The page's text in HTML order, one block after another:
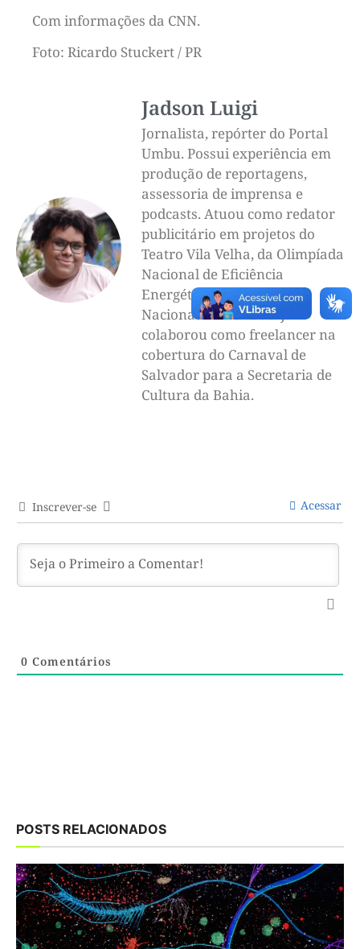
Com informações da CNN.
Foto: Ricardo Stuckert / PR
Jadson Luigi
Jornalista, repórter do Portal
Umbu. Possui experiência em
produção de reportagens,
assessoria de imprensa e
podcasts. Atuou como redator
publicitário em projetos do
Teatro Vila Velha, da Olimpíada
Nacional de Eficiência
Energética e da Olimpíada
Nacional de Ciências. Já
colaborou como freelancer na
cobertura do Carnaval de
Salvador para a Secretaria de
Cultura da Bahia.
Inscrever-se Acessar
0 Comentários
POSTS RELACIONADOS